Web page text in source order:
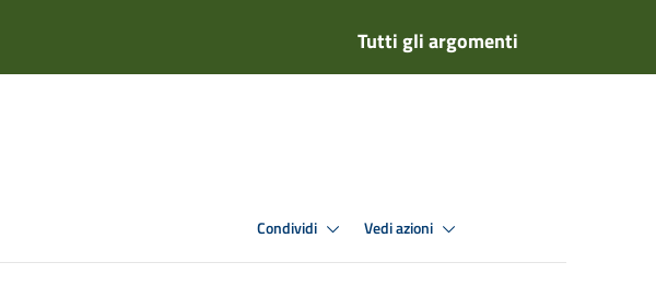
Tutti gli argomenti
Condividi Vedi azioni